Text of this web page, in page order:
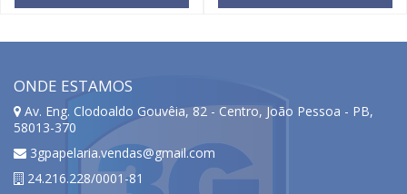
ONDE ESTAMOS
Av. Eng. Clodoaldo Gouvêia, 82 - Centro, João Pessoa - PB,
58013-370
3gpapelaria.vendas@gmail.com
24.216.228/0001-81